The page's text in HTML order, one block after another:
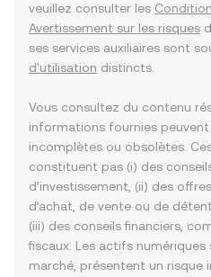
veuillez consulter les
Avertissement sur les risques
ses services auxiliaires sont
d'utilisation distincts.
Vous consultez du contenu
informations fournies peuvent
incomplètes ou obsolètes.
constituent pas (i) des
d’investissement, (ii) des
d’achat, de vente ou de
(iii) des conseils financiers,
fiscaux. Les actifs
marché, présentent un